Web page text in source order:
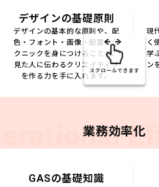
デザインの基礎原則
デザインの基本的な原則や、配
色・フォント・画像・配置のテ
クニックを身につけることで、
見た人に伝わるクリエイティブ
を作る力を手に入れます。
現
く
学
ン
スクロールできます
業務効率化
GASの基礎知識